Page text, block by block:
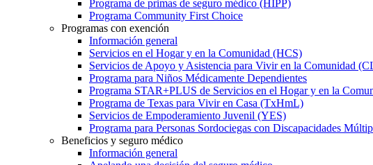
Programa de primas de seguro médico (HIPP)
Programa Community First Choice
Programas con exención
Información general
Servicios en el Hogar y en la Comunidad (HCS)
Servicios de Apoyo y Asistencia para Vivir en la Comunidad
Programa para Niños Médicamente Dependientes
Programa STAR+PLUS de Servicios en el Hogar y en la
Programa de Texas para Vivir en Casa (TxHmL)
Servicios de Empoderamiento Juvenil (YES)
Programa para Personas Sordociegas con Discapacidades
Beneficios y seguro médico
Información general